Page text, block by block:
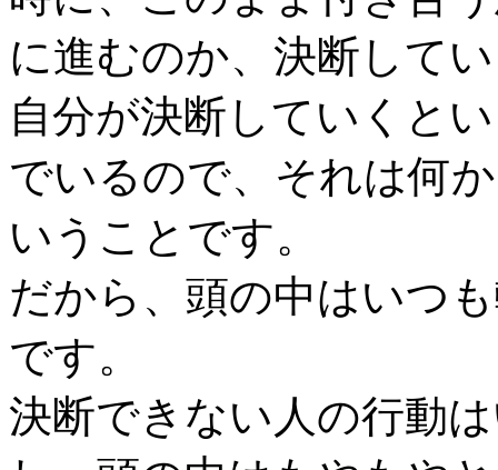
に進むのか、決断して
自分が決断していくと
でいるので、それは何
いうことです。
だから、頭の中はいつ
です。
決断できない人の行動